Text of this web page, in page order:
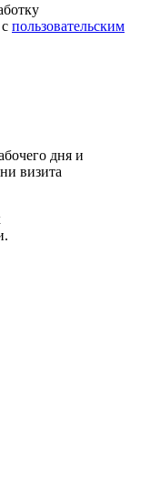
пользовательским
дня и
визита